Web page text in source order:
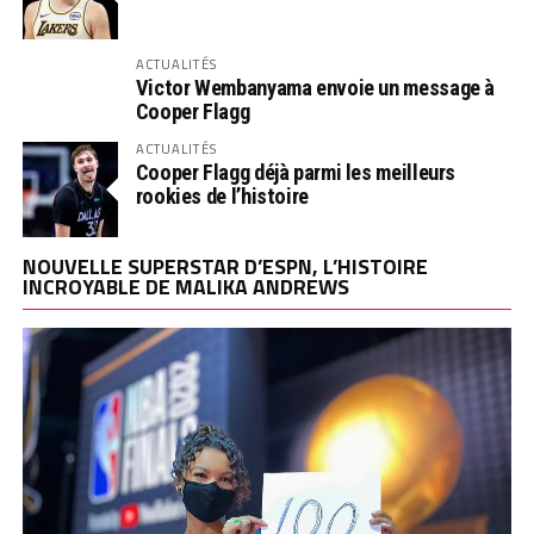
ACTUALITÉS
Victor Wembanyama envoie un message à
Cooper Flagg
ACTUALITÉS
Cooper Flagg déjà parmi les meilleurs
rookies de l’histoire
NOUVELLE SUPERSTAR D’ESPN, L’HISTOIRE
INCROYABLE DE MALIKA ANDREWS